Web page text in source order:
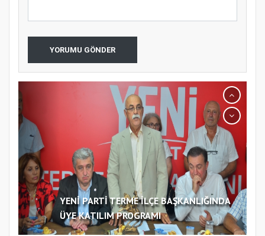
YORUMU GÖNDER
YENİ PARTİ TERME İLÇE BAŞKANLIĞINDA
ÜYE KATILIM PROGRAMI